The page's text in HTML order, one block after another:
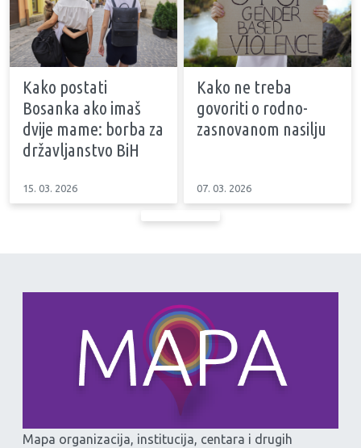
Kako postati
Bosanka ako imaš
dvije mame: borba za
državljanstvo BiH
15. 03. 2026
Kako ne treba
govoriti o rodno-
zasnovanom nasilju
07. 03. 2026
Mapa organizacija, institucija, centara i drugih